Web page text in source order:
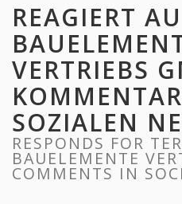
REAGIERT
VERTRIEBS
SOZIALEN
RESPONDS FOR
BAUELEMENTE
COMMENTS IN